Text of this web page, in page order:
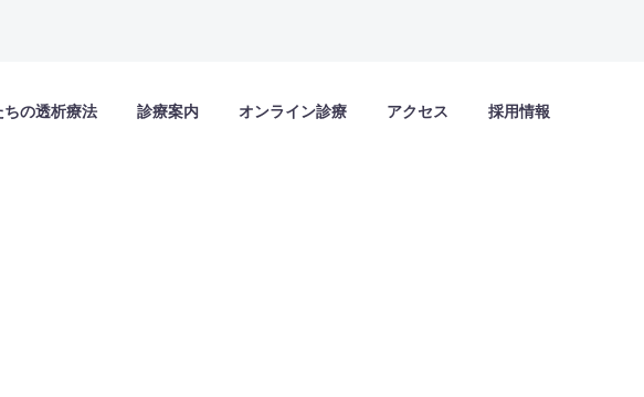
ちの透析療法 診療案内 オンライン診療 アクセス 採用情報